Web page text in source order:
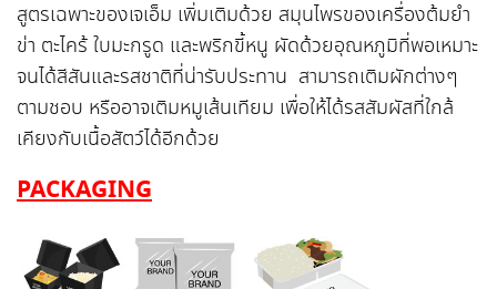
สูตรเฉพาะของเจเอ็ม เพิ่มเติมด้วย สมุนไพรของเครื่องต้มยำ
ข่า ตะไคร้ ใบมะกรูด และพริกขี้หนู ผัดด้วยอุณหภูมิที่พอเหมาะ
จนได้สีสันและรสชาติที่น่ารับประทาน สามารถเติมผักต่างๆ
ตามชอบ หรืออาจเติมหมูเส้นเทียม เพื่อให้ได้รสสัมผัสที่ใกล้
เคียงกับเนื้อสัตว์ได้อีกด้วย
PACKAGING